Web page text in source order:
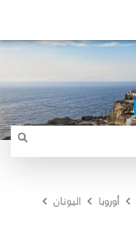
أوروبا
اليونان